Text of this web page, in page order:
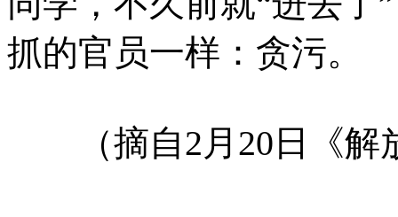
抓的官员一样：贪污。
（摘自2月20日《解